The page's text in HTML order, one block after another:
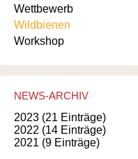
Wettbewerb
Wildbienen
Workshop
NEWS-ARCHIV
2023 (21 Einträge)
2022 (14 Einträge)
2021 (9 Einträge)